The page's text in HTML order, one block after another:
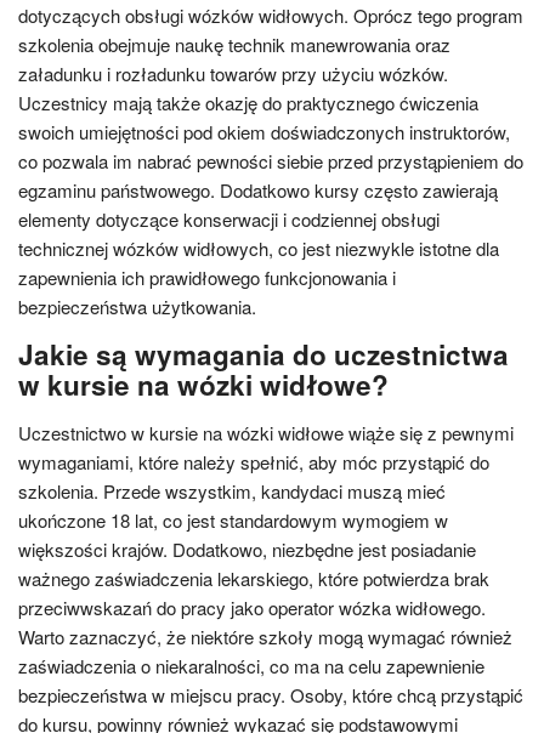
dotyczących obsługi wózków widłowych. Oprócz tego program
szkolenia obejmuje naukę technik manewrowania oraz
załadunku i rozładunku towarów przy użyciu wózków.
Uczestnicy mają także okazję do praktycznego ćwiczenia
swoich umiejętności pod okiem doświadczonych instruktorów,
co pozwala im nabrać pewności siebie przed przystąpieniem do
egzaminu państwowego. Dodatkowo kursy często zawierają
elementy dotyczące konserwacji i codziennej obsługi
technicznej wózków widłowych, co jest niezwykle istotne dla
zapewnienia ich prawidłowego funkcjonowania i
bezpieczeństwa użytkowania.
Jakie są wymagania do uczestnictwa
w kursie na wózki widłowe?
Uczestnictwo w kursie na wózki widłowe wiąże się z pewnymi
wymaganiami, które należy spełnić, aby móc przystąpić do
szkolenia. Przede wszystkim, kandydaci muszą mieć
ukończone 18 lat, co jest standardowym wymogiem w
większości krajów. Dodatkowo, niezbędne jest posiadanie
ważnego zaświadczenia lekarskiego, które potwierdza brak
przeciwwskazań do pracy jako operator wózka widłowego.
Warto zaznaczyć, że niektóre szkoły mogą wymagać również
zaświadczenia o niekaralności, co ma na celu zapewnienie
bezpieczeństwa w miejscu pracy. Osoby, które chcą przystąpić
do kursu, powinny również wykazać się podstawowymi